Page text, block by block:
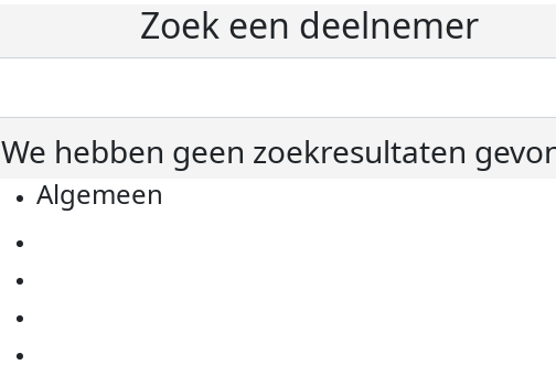
Zoek een deelnemer
We hebben geen zoekresultaten
Algemeen